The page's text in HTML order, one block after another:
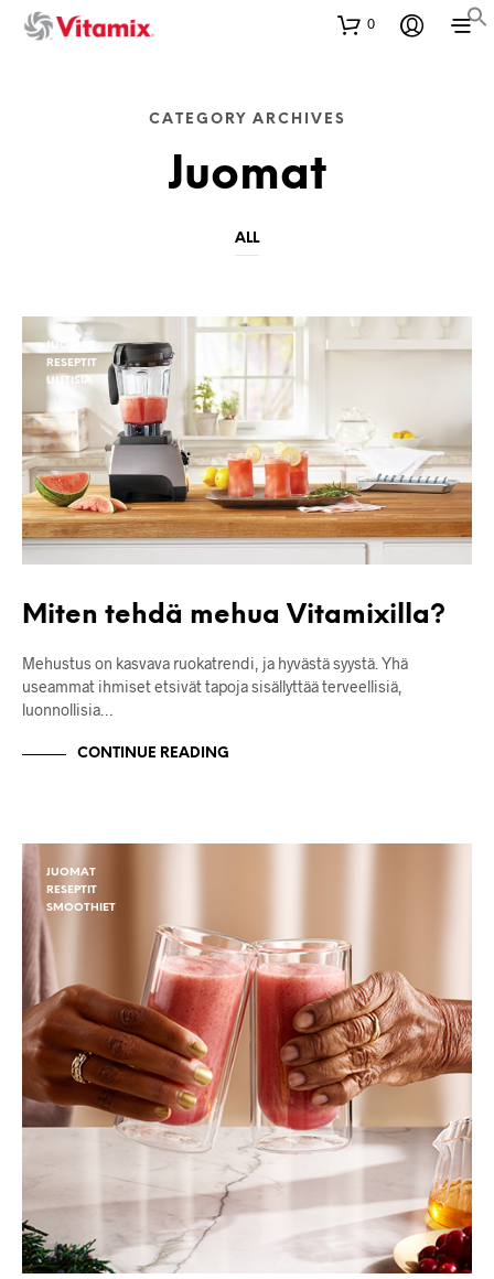
0
CATEGORY ARCHIVES
Juomat
ALL
JUOMAT
RESEPTIT
UUTISIA
Miten tehdä mehua Vitamixilla?
Mehustus on kasvava ruokatrendi, ja hyvästä syystä. Yhä
useammat ihmiset etsivät tapoja sisällyttää terveellisiä,
luonnollisia…
CONTINUE READING
JUOMAT
RESEPTIT
SMOOTHIET